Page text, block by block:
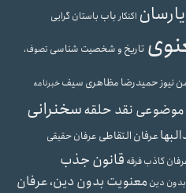
اکنکارباب باستان گرایی
تاریخ و شخصیت شناسی تصوف،
نیوزحمیدرضا مظاهری سیفخبرنامه
موضوعی نقد حلقهسخنرانی
عرفان التقاطی عرفان حقیقی
کاذبفرقه قانون جذب
دین معنویت بدون دین، عرفان